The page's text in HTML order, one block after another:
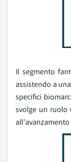
Il segmento
assistendo a
specifici
svolge un ruolo